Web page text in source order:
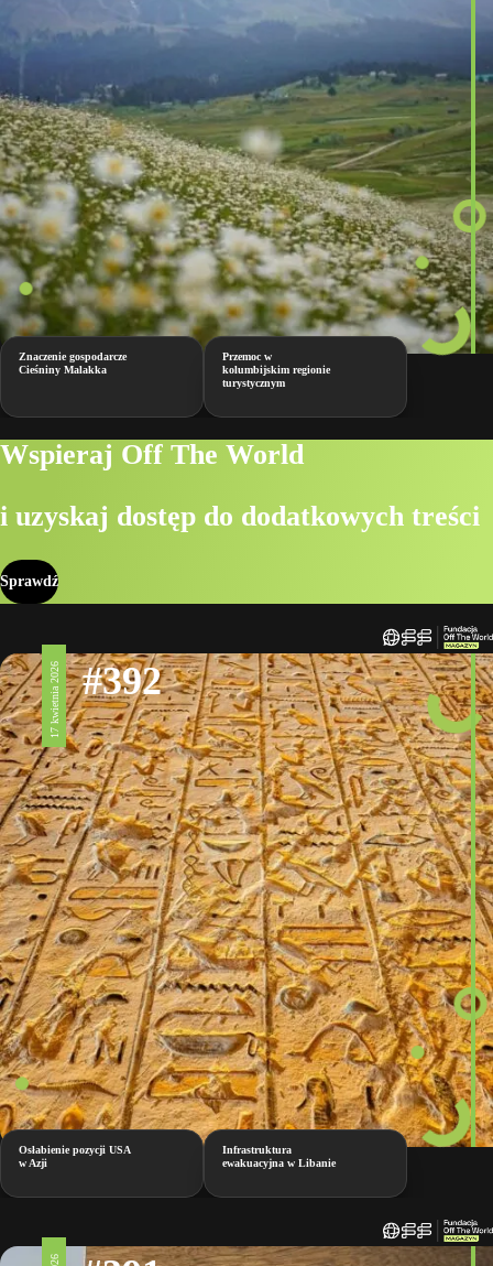
Znaczenie gospodarcze
Cieśniny Malakka
Przemoc w
kolumbijskim regionie
turystycznym
Wspieraj Off The World
i uzyskaj dostęp do dodatkowych treści
Sprawdź
17 kwietnia 2026 #392
Osłabienie pozycji USA
w Azji
Infrastruktura
ewakuacyjna w Libanie